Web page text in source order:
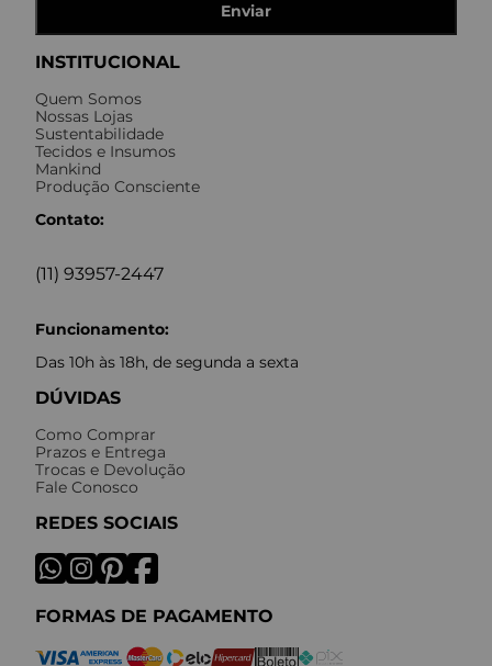
INSTITUCIONAL
Quem Somos
Nossas Lojas
Sustentabilidade
Tecidos e Insumos
Mankind
Produção Consciente
Contato:
(11) 93957-2447
Funcionamento:
Das 10h às 18h, de segunda a sexta
DÚVIDAS
Como Comprar
Prazos e Entrega
Trocas e Devolução
Fale Conosco
REDES SOCIAIS
FORMAS DE PAGAMENTO
Enviar